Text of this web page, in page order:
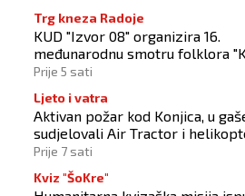
Trg kneza Radoje
KUD "Izvor 08" organizira 16.
međunarodnu smotru folklora
2026"
Prije 5 sati
Ljeto i vatra
Aktivan požar kod Konjica, u
sudjelovali Air Tractor i
a BiH
Prije 7 sati
Kviz "ŠoKre"